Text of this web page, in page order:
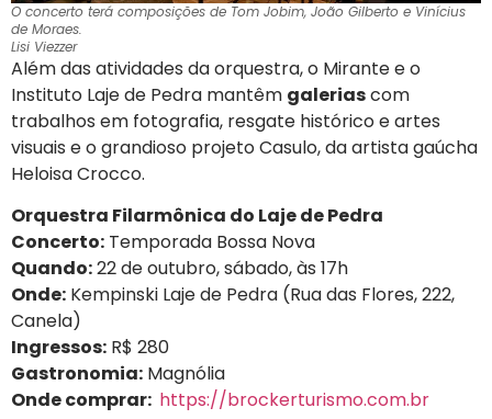
O concerto terá composições de Tom Jobim, João Gilberto e Vinícius
de Moraes.
Lisi Viezzer
Além das atividades da orquestra, o Mirante e o
Instituto Laje de Pedra mantêm galeriascom
trabalhos em fotografia, resgate histórico e artes
visuais e o grandioso projeto Casulo, da artista gaúcha
Heloisa Crocco.
Orquestra Filarmônica do Laje de Pedra
Concerto: Temporada Bossa Nova
Quando:22 de outubro, sábado, às 17h
Onde: Kempinski Laje de Pedra (Rua das Flores, 222,
Canela)
Ingressos: R$ 280
Gastronomia: Magnólia
Onde comprar: https://brockerturismo.com.br